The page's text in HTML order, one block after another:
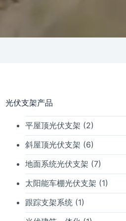
光伏支架产品
平屋顶光伏支架 (2)
斜屋顶光伏支架 (6)
地面系统光伏支架 (7)
太阳能车棚光伏支架 (1)
跟踪支架系统 (1)